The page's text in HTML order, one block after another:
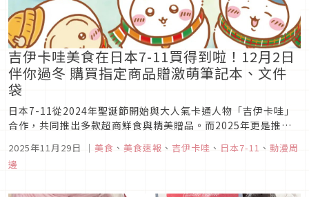
吉伊卡哇美食在日本7-11買得到啦！12月2日
伴你過冬 購買指定商品贈激萌筆記本、文件
袋
日本7-11從2024年聖誕節開始與大人氣卡通人物「吉伊卡哇」
合作，共同推出多款超商鮮食與精美贈品。而2025年更是推出
融化各位吉伊家長們的心。除此之外，購買指定活動商品還能獲
得新造型的Ａ5筆記本與資料夾，12月12日更會推出雪人造型的
2025年11月29日 ｜ 美食 、 美食速報 、 吉伊卡哇 、 日本7-11 、 動漫周
邊